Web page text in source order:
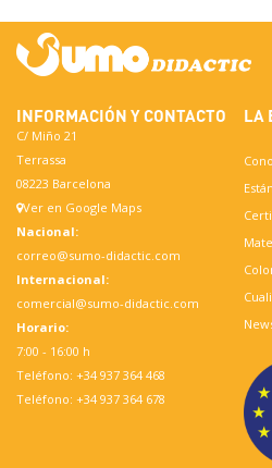
Sumo Didactic, S.L.
ELEMENTOS DE PSICOMOTRICIDAD INFANTIL
INFORMACIÓN Y CONTACTO
C/ Miño 21
Terrassa
08223 Barcelona
Ver en Google Maps
Nacional:
correo@sumo-didactic.com
Internacional:
comercial@sumo-didactic.com
Horario:
7:00 - 16:00 h
Teléfono: +34 937 364 468
Teléfono: +34 937 364 678
LA